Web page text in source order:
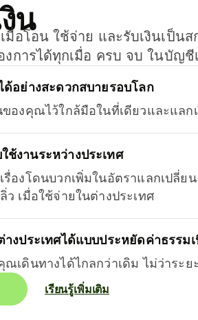
น
อโอน ใช้จ่าย และรับเงินเป็น
งการได้ทุกเมื่อ ครบ จบ ในบัญชี
ด้อย่างสะดวกสบายรอบโลก
ของคุณไว้ใกล้มือในที่เดียวและแลก
ช้งานระหว่างประเทศ
รื่องโดนบวกเพิ่มในอัตราแลกเปลี่ย
ว เมื่อใช้จ่ายในต่างประเทศ
างประเทศได้แบบประหยัดค่าธรรม
ณเดินทางได้ไกลกว่าเดิม ไม่ว่าระย
เรียนรู้เพิ่มเติม